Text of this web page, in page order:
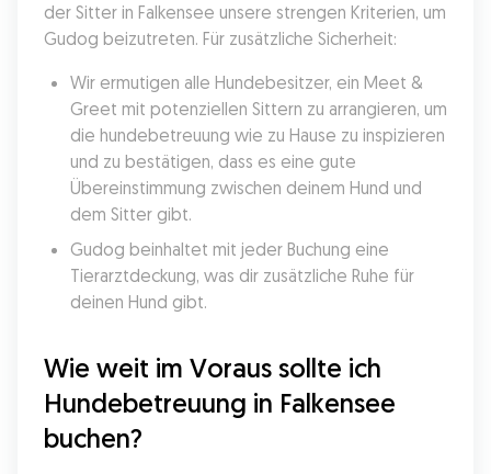
der Sitter in Falkensee unsere strengen Kriterien, um
Gudog beizutreten. Für zusätzliche Sicherheit:
Wir ermutigen alle Hundebesitzer, ein Meet &
Greet mit potenziellen Sittern zu arrangieren, um
die hundebetreuung wie zu Hause zu inspizieren
und zu bestätigen, dass es eine gute
Übereinstimmung zwischen deinem Hund und
dem Sitter gibt.
Gudog beinhaltet mit jeder Buchung eine
Tierarztdeckung, was dir zusätzliche Ruhe für
deinen Hund gibt.
Wie weit im Voraus sollte ich
Hundebetreuung in Falkensee
buchen?